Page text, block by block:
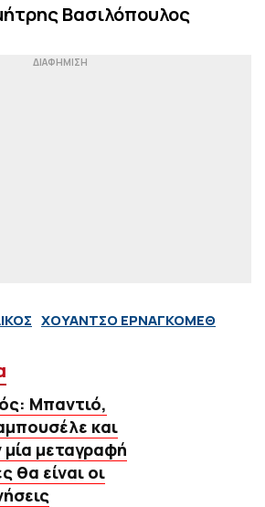
Βασιλόπουλος
ΧΟΥΑΝΤΣΟ ΕΡΝΑΓΚΟΜΕΘ
Μπαντιό,
και
μία μεταγραφή
θα είναι οι